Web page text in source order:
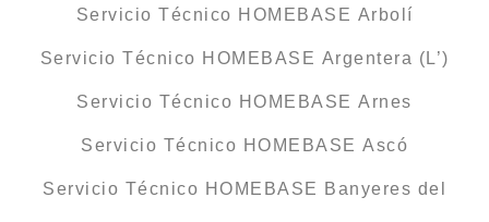
Servicio Técnico HOMEBASE Arbolí
Servicio Técnico HOMEBASE Argentera (L’)
Servicio Técnico HOMEBASE Arnes
Servicio Técnico HOMEBASE Ascó
Servicio Técnico HOMEBASE Banyeres del